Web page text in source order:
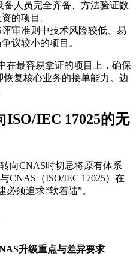
备人员完全齐备、方法验证数
的项目。
审准则中技术风险较低、易
议较小的项目。
在最容易拿证的项目上，确保
复核心业务的接单能力。边
IEC 17025的无
向CNAS时切忌将原有体系
CNAS（ISO/IEC 17025）在
须追求“软着陆”。
升级重点与差异要求